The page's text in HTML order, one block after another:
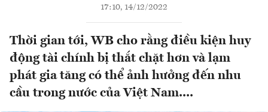
17:10, 14/12/2022
Thời gian tới, WB cho rằng điều kiện huy
động tài chính bị thắt chặt hơn và lạm
phát gia tăng có thể ảnh hưởng đến nhu
cầu trong nước của Việt Nam....